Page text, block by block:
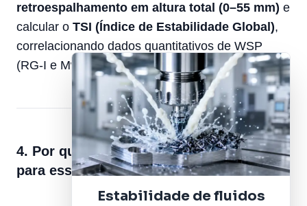
Estabilidade de fluidos
retroespalhamento em altura total (0–55 mm) e
calcular o TSI (Índice de Estabilidade Global),
correlacionando dados quantitativos de WSP
(RG-I e Mw) com perda de turbidez.
4. Por que o Turbiscan foi fundamental
para essa correlação?